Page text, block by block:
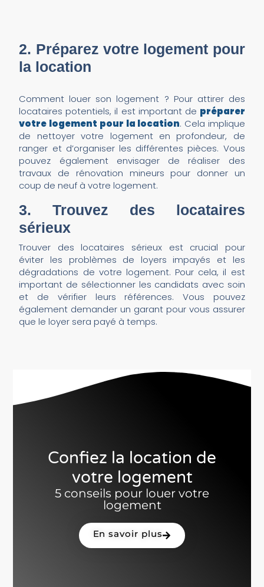
2. Préparez votre logement pour
la location
Comment louer son logement ? Pour attirer des
locataires potentiels, il est important de préparer
votre logement pour la location. Cela implique
de nettoyer votre logement en profondeur, de
ranger et d’organiser les différentes pièces. Vous
pouvez également envisager de réaliser des
travaux de rénovation mineurs pour donner un
coup de neuf à votre logement.
3. Trouvez des locataires
sérieux
Trouver des locataires sérieux est crucial pour
éviter les problèmes de loyers impayés et les
dégradations de votre logement. Pour cela, il est
important de sélectionner les candidats avec soin
et de vérifier leurs références. Vous pouvez
également demander un garant pour vous assurer
que le loyer sera payé à temps.
Confiez la location de
votre logement
5 conseils pour louer votre
logement
En savoir plus